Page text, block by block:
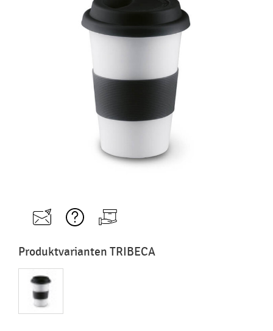
Produktvarianten TRIBECA